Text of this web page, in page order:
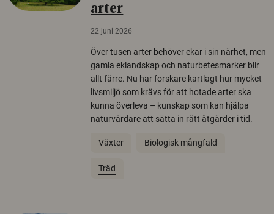
arter
22 juni 2026
Över tusen arter behöver ekar i sin närhet, men
gamla eklandskap och naturbetesmarker blir
allt färre. Nu har forskare kartlagt hur mycket
livsmiljö som krävs för att hotade arter ska
kunna överleva – kunskap som kan hjälpa
naturvårdare att sätta in rätt åtgärder i tid.
Växter Biologisk mångfald
Träd